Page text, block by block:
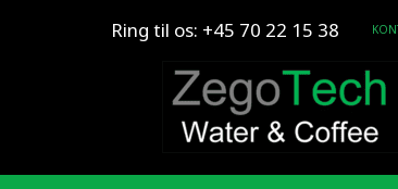
Ring til os: +45 70 22 15 38